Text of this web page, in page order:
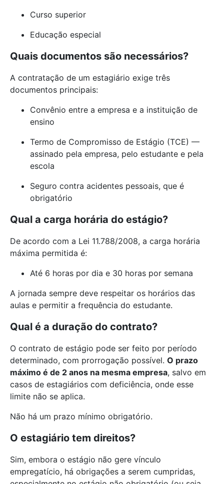
Curso superior
Educação especial
Quais documentos são necessários?
A contratação de um estagiário exige três
documentos principais:
Convênio entre a empresa e a instituição de
ensino
Termo de Compromisso de Estágio (TCE) —
assinado pela empresa, pelo estudante e pela
escola
Seguro contra acidentes pessoais, que é
obrigatório
Qual a carga horária do estágio?
De acordo com a Lei 11.788/2008, a carga horária
máxima permitida é:
Até 6 horas por dia e 30 horas por semana
A jornada sempre deve respeitar os horários das
aulas e permitir a frequência do estudante.
Qual é a duração do contrato?
O contrato de estágio pode ser feito por período
determinado, com prorrogação possível. O prazo
máximo é de 2 anos na mesma empresa, salvo em
casos de estagiários com deficiência, onde esse
limite não se aplica.
Não há um prazo mínimo obrigatório.
O estagiário tem direitos?
Sim, embora o estágio não gere vínculo
empregatício, há obrigações a serem cumpridas,